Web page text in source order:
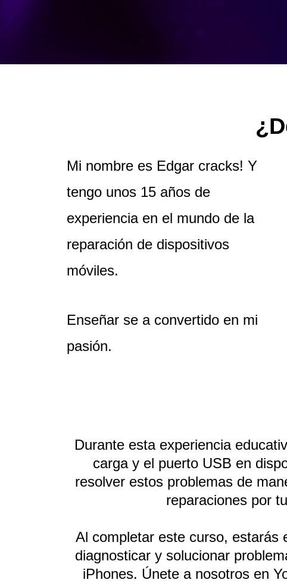
Mi nombre es Edgar cracks! Y
tengo unos 15 años de
experiencia en el mundo de la
reparación de dispositivos
móviles.
Enseñar se a convertido en mi
pasión.
Durante esta experiencia
carga y el puerto USB en
resolver estos problemas de
reparaciones por
Al completar este curso, estarás
diagnosticar y solucionar
iPhones. Únete a nosotros en